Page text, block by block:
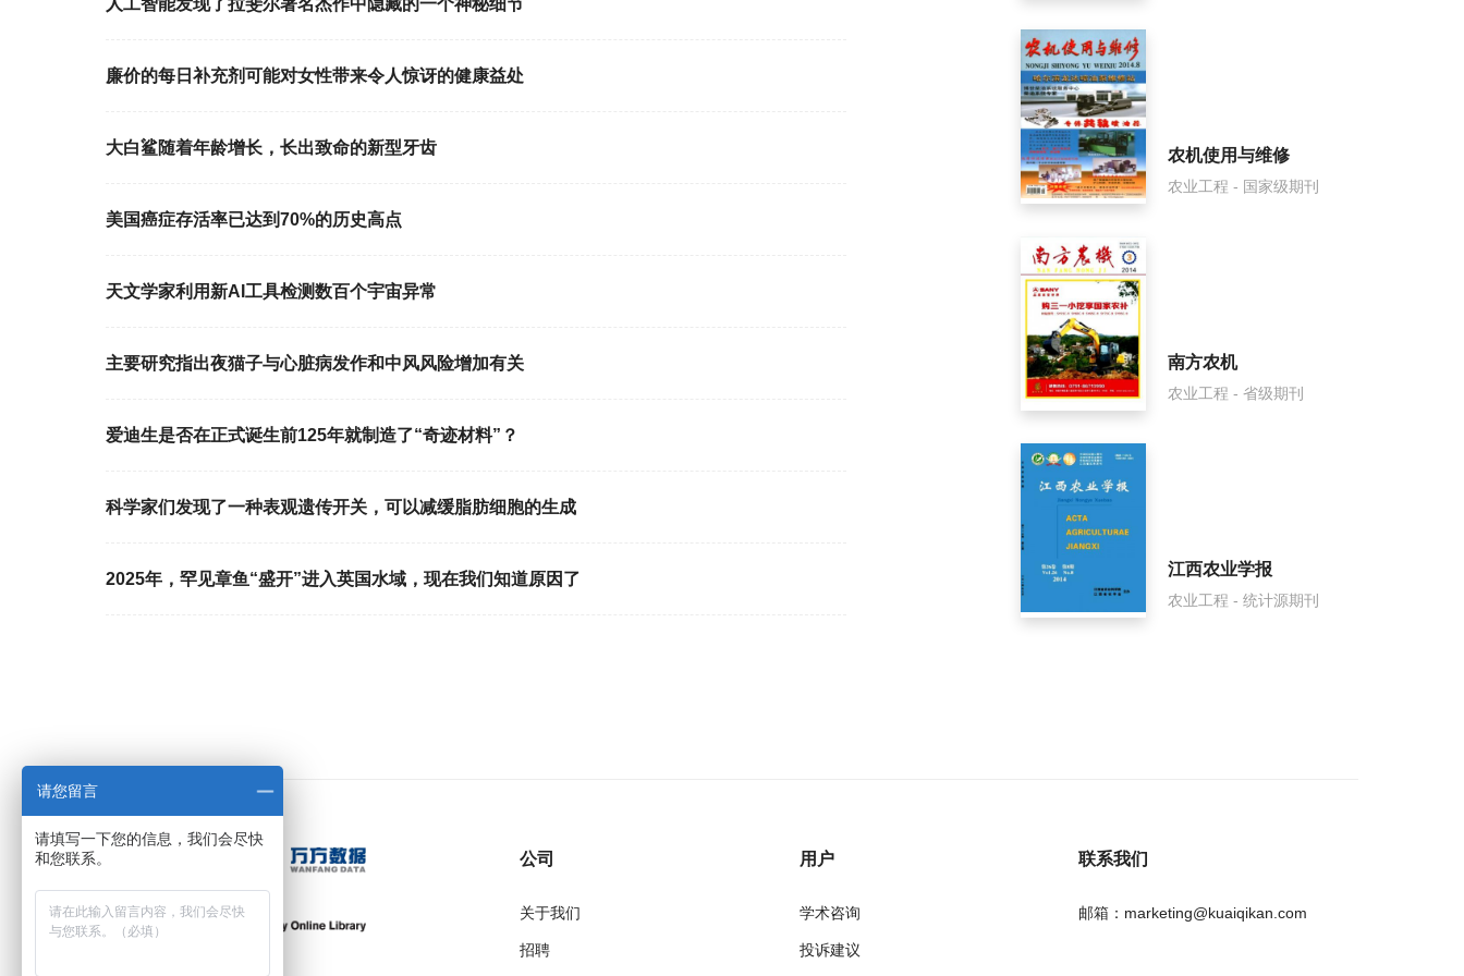
人工智能发现了拉斐尔著名杰作中隐藏的一个神秘细节
廉价的每日补充剂可能对女性带来令人惊讶的健康益处
大白鲨随着年龄增长，长出致命的新型牙齿
美国癌症存活率已达到70%的历史高点
天文学家利用新AI工具检测数百个宇宙异常
主要研究指出夜猫子与心脏病发作和中风风险增加有关
爱迪生是否在正式诞生前125年就制造了“奇迹材料”？
科学家们发现了一种表观遗传开关，可以减缓脂肪细胞的生成
2025年，罕见章鱼“盛开”进入英国水域，现在我们知道原因了
农机使用与维修
农业工程 - 国家级期刊
南方农机
农业工程 - 省级期刊
江西农业学报
农业工程 - 统计源期刊
公司
关于我们
招聘
用户
学术咨询
投诉建议
联系我们
邮箱：marketing@kuaiqikan.com
请您留言
请填写一下您的信息，我们会尽快
和您联系。